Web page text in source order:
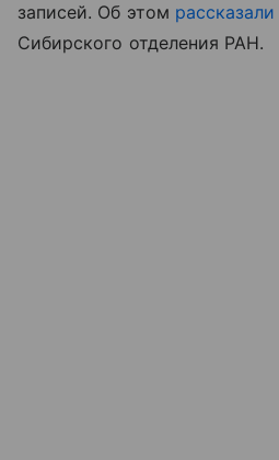
записей. Об этом рассказали
Сибирского отделения РАН.